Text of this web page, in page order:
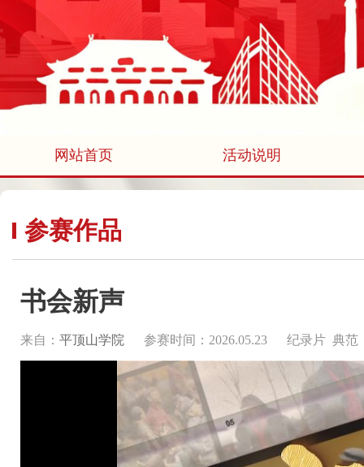
网站首页 活动说明
参赛作品
书会新声
来自： 平顶山学院 参赛时间：2026.05.23 纪录片 典范